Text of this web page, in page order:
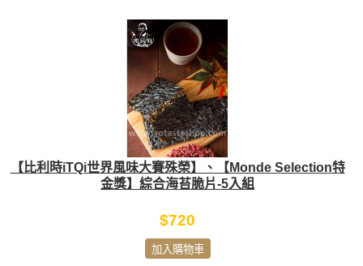
【比利時iTQi世界風味大賽殊榮】、【Monde Selection特
金獎】綜合海苔脆片-5入組
$720
加入購物車